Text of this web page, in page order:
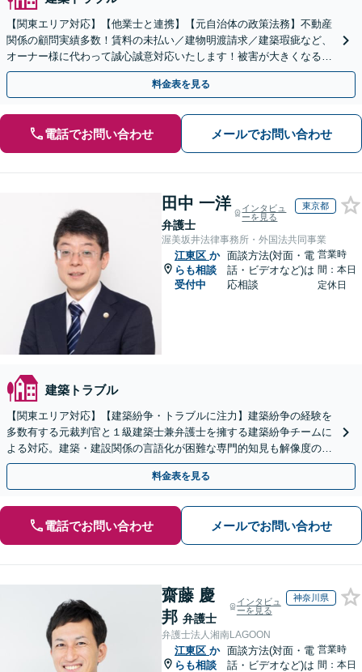
【関東エリア対応】【他業士と連携】【元自治体の政策法務】不動産
関係の顧問実績多数！賃料の未払い／建物明渡請求／建築瑕疵など、
オーナー様に代わって誠心誠意対応いたします！被害が大きくなる前
にご相談ください【初回来所相談30分無料】
料金表を見る
電話でお問い合わせ メールでお問い合わせ
田中 一洋
弁護士
インタビュ
ーを見る
東京都
渥美坂井法律事務所・外国法共同事業
江東区 か
らも相談
受付中
面談方法(対面・電
話・ビデオなど)は
応相談
営業時
間：本日
定休日
建築トラブル
【関東エリア対応】【建築紛争・トラブルに注力】建築紛争の経験を
多数有する元裁判官と１級建築士兼弁護士を擁する建築紛争チームに
よる対応。建築・建設関係の言語化が困難な専門的知見も解像度の高
い主張・立証に転換し、複雑な建築紛争を決着へ導きます
料金表を見る
電話でお問い合わせ メールでお問い合わせ
齋藤 慶
邦 弁護士
インタビュ
ーを見る
神奈川県
弁護士法人湘南LAGOON
江東区 か
らも相談
面談方法(対面・電
話・ビデオなど)は
営業時
間：本日